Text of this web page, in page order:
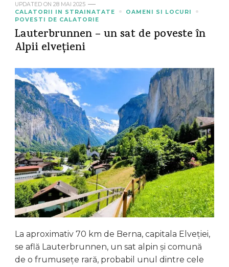
UPDATED ON 28 MAI 2025
CALATORII IN STRAINATATE
OAMENI SI LOCURI
POVESTI DE CALATORIE
Lauterbrunnen – un sat de poveste în
Alpii elvețieni
La aproximativ 70 km de Berna, capitala Elveției,
se află Lauterbrunnen, un sat alpin și comună
de o frumusețe rară, probabil unul dintre cele